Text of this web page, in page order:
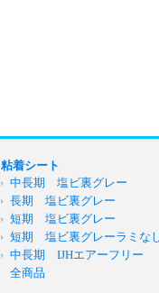
粘着シート
中長期 塩ビ裏グレー
長期 塩ビ裏グレー
短期 塩ビ裏グレー
短期 塩ビ裏グレーラミな
中長期 IJHエアーフリー
全商品